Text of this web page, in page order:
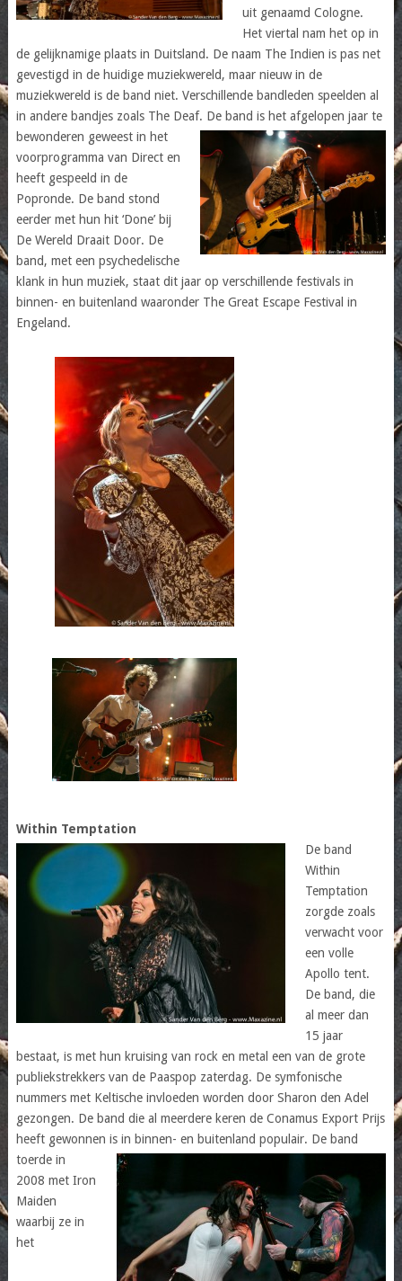
uit genaamd Cologne.
Het viertal nam het op in
de gelijknamige plaats in Duitsland. De naam The Indien is pas net
gevestigd in de huidige muziekwereld, maar nieuw in de
muziekwereld is de band niet. Verschillende bandleden speelden al
in andere bandjes zoals The Deaf. De band is het afgelopen jaar te
bewonderen geweest in het
voorprogramma van Direct en
heeft gespeeld in de
Popronde. De band stond
eerder met hun hit ‘Done’ bij
De Wereld Draait Door. De
band, met een psychedelische
klank in hun muziek, staat dit jaar op verschillende festivals in
binnen- en buitenland waaronder The Great Escape Festival in
Engeland.
Within Temptation
De band
Within
Temptation
zorgde zoals
verwacht voor
een volle
Apollo tent.
De band, die
al meer dan
15 jaar
bestaat, is met hun kruising van rock en metal een van de grote
publiekstrekkers van de Paaspop zaterdag. De symfonische
nummers met Keltische invloeden worden door Sharon den Adel
gezongen. De band die al meerdere keren de Conamus Export Prijs
heeft gewonnen is in binnen- en buitenland populair. De band
toerde in
2008 met Iron
Maiden
waarbij ze in
het